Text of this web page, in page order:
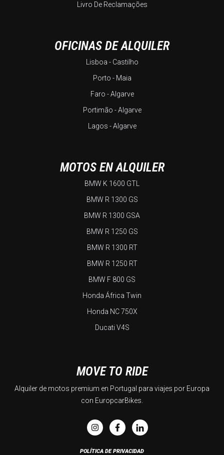
Livro De Reclamações
OFICINAS DE ALQUILER
Lisboa - Castilho
Porto - Maia
Faro - Algarve
Portimão - Algarve
Lagos - Algarve
MOTOS EN ALQUILER
BMW K 1600 GTL
BMW R 1300 GS
BMW R 1300 GSA
BMW R 1250 GS
BMW R 1300 RT
BMW R 1250 RT
BMW F 800 GS
Honda África Twin
Honda NC 750X
Ducati V4S
MOVE TO RIDE
Alquiler de motos premium en Portugal para viajes por Europa
con EuropcarBikes.
POLÍTICA DE PRIVACIDAD